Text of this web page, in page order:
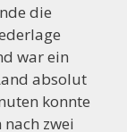
die
war ein
absolut
konnte
zwei